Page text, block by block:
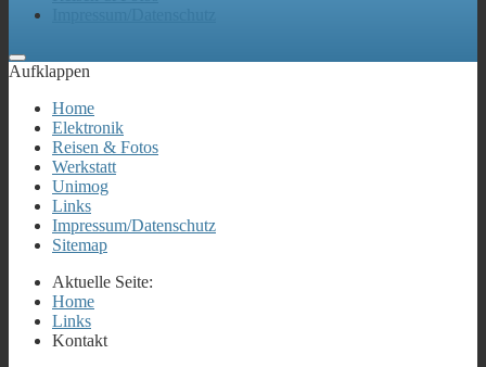
Aufklappen
Home
Elektronik
Reisen & Fotos
Werkstatt
Unimog
Links
Impressum/Datenschutz
Sitemap
Aktuelle Seite:
Home
Links
Kontakt